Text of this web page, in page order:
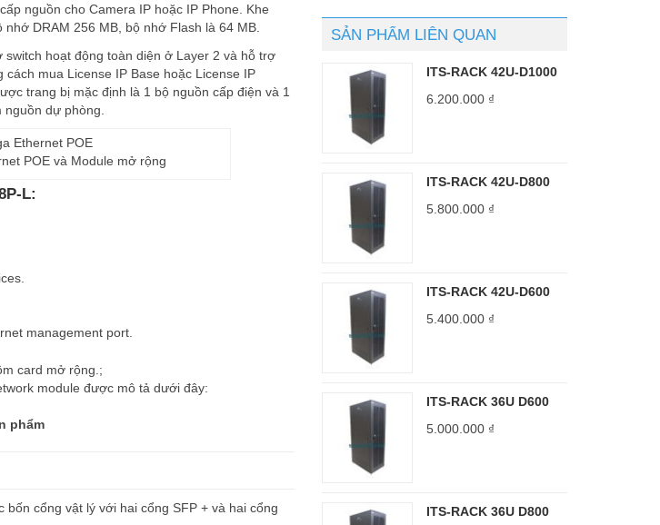
nguồn cho Camera IP hoặc IP Phone. Khe
DRAM 256 MB, bộ nhớ Flash là 64 MB.
hoạt động toàn diện ở Layer 2 và hỗ trợ
mua License IP Base hoặc License IP
trang bị mặc định là 1 bộ nguồn cấp điện và 1
dự phòng.
POE và Module mở rộng
L:
management port.
card mở rộng.;
module được mô tả dưới đây:
phẩm
cổng vật lý với hai cổng SFP + và hai cổng
SẢN PHẨM LIÊN QUAN
ITS-RACK 42U-D1000
6.200.000 ₫
ITS-RACK 42U-D800
5.800.000 ₫
ITS-RACK 42U-D600
5.400.000 ₫
ITS-RACK 36U D600
5.000.000 ₫
ITS-RACK 36U D800